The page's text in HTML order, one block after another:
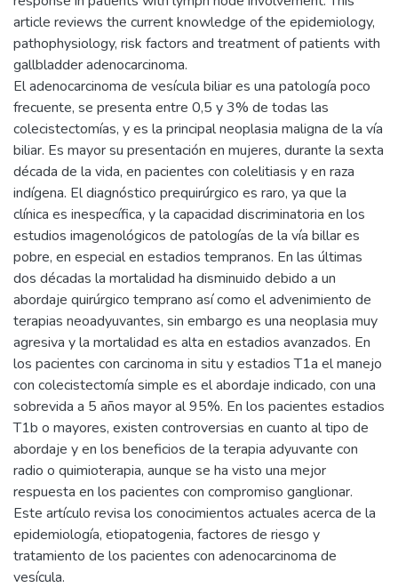
article reviews the current knowledge of the epidemiology,
pathophysiology, risk factors and treatment of patients with
gallbladder adenocarcinoma.
El adenocarcinoma de vesícula biliar es una patología poco
frecuente, se presenta entre 0,5 y 3% de todas las
colecistectomías, y es la principal neoplasia maligna de la vía
biliar. Es mayor su presentación en mujeres, durante la sexta
década de la vida, en pacientes con colelitiasis y en raza
indígena. El diagnóstico prequirúrgico es raro, ya que la
clínica es inespecífica, y la capacidad discriminatoria en los
estudios imagenológicos de patologías de la vía billar es
pobre, en especial en estadios tempranos. En las últimas
dos décadas la mortalidad ha disminuido debido a un
abordaje quirúrgico temprano así como el advenimiento de
terapias neoadyuvantes, sin embargo es una neoplasia muy
agresiva y la mortalidad es alta en estadios avanzados. En
los pacientes con carcinoma in situ y estadios T1a el manejo
con colecistectomía simple es el abordaje indicado, con una
sobrevida a 5 años mayor al 95%. En los pacientes estadios
T1b o mayores, existen controversias en cuanto al tipo de
abordaje y en los beneficios de la terapia adyuvante con
radio o quimioterapia, aunque se ha visto una mejor
respuesta en los pacientes con compromiso ganglionar.
Este artículo revisa los conocimientos actuales acerca de la
epidemiología, etiopatogenia, factores de riesgo y
tratamiento de los pacientes con adenocarcinoma de
vesícula.